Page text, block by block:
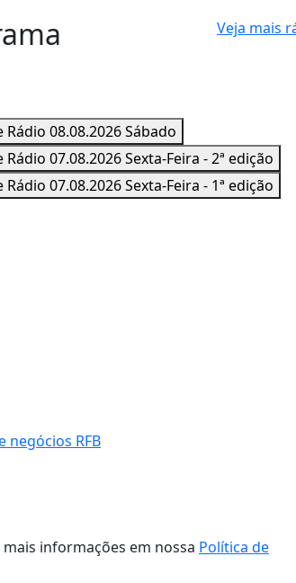
Veja mais
08.08.2026 Sábado
07.08.2026 Sexta-Feira - 2ª edição
07.08.2026 Sexta-Feira - 1ª edição
negócios RFB
informações em nossa Política de